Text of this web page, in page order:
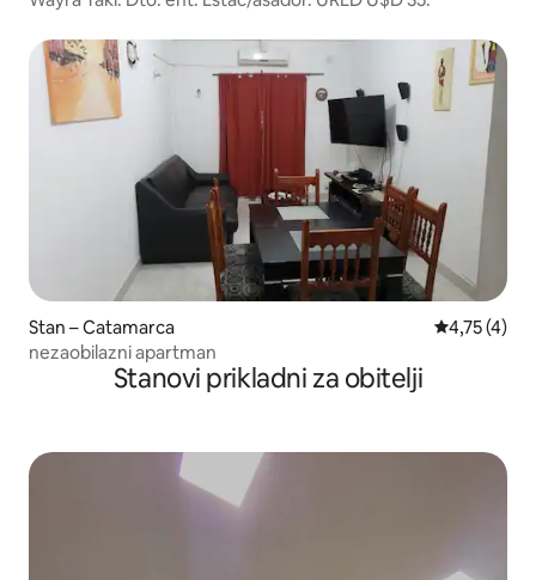
Stan – Catamarca Prosječna
4,75 (4)
nezaobilazni apartman
Stanovi prikladni za obitelji